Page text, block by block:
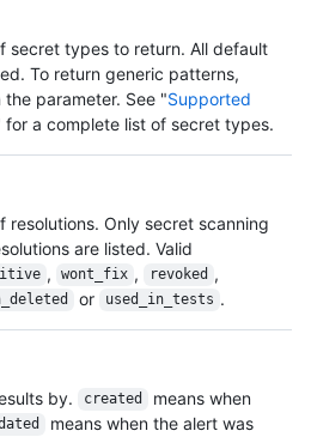
secret types to return. All default
To return generic patterns,
parameter. See "Supported
for a complete list of secret types.
resolutions. Only secret scanning
are listed. Valid
, wont_fix , revoked ,
or used_in_tests .
by.
created
means when
means when the alert was